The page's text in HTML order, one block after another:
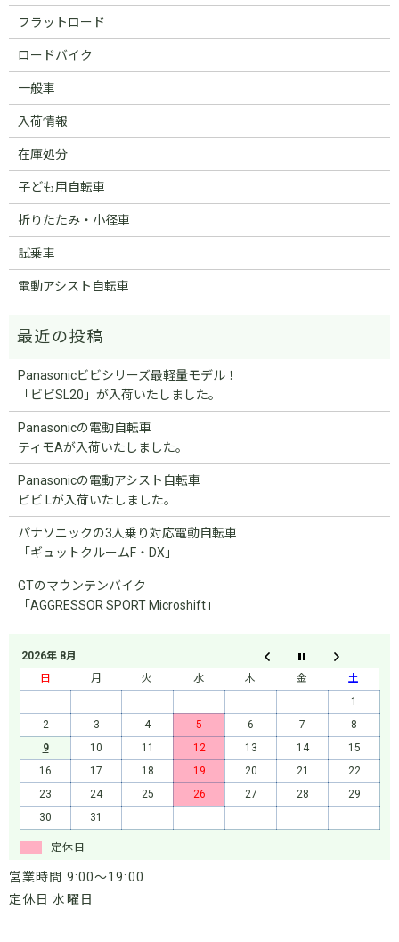
フラットロード
ロードバイク
一般車
入荷情報
在庫処分
子ども用自転車
折りたたみ・小径車
試乗車
電動アシスト自転車
Panasonicビビシリーズ最軽量モデル！
「ビビSL20」が入荷いたしました。
Panasonicの電動自転車
ティモAが入荷いたしました。
Panasonicの電動アシスト自転車
ビビ Lが入荷いたしました。
パナソニックの3人乗り対応電動自転車
「ギュットクルームF・DX」
GTのマウンテンバイク
「AGGRESSOR SPORT Microshift」
2026年 8月
日
月 火 水 木 金
土
1
2
3 4 5 6 7
8
9
10 11 12 13 14
15
16
17 18 19 20 21
22
23
24 25 26 27 28
29
30
31
定休日
営業時間 9:00～19:00
定休日 水曜日